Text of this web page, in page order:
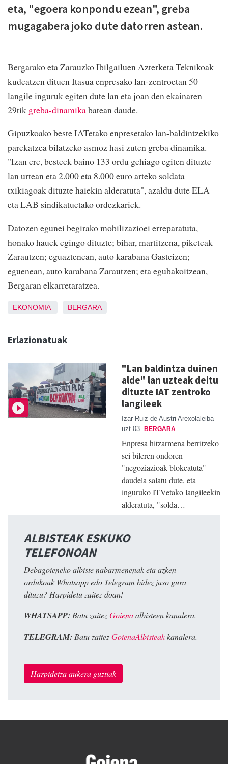
eta, "egoera konpondu ezean", greba
mugagabera joko dute datorren astean.
Bergarako eta Zarauzko Ibilgailuen Azterketa Teknikoak
kudeatzen dituen Itasua enpresako lan-zentroetan 50
langile inguruk egiten dute lan eta joan den ekainaren
29tik greba-dinamikabatean daude.
Gipuzkoako beste IATetako enpresetako lan-baldintzekiko
parekatzea bilatzeko asmoz hasi zuten greba dinamika.
"Izan ere, besteek baino 133 ordu gehiago egiten dituzte
lan urtean eta 2.000 eta 8.000 euro arteko soldata
txikiagoak dituzte haiekin alderatuta", azaldu dute ELA
eta LAB sindikatuetako ordezkariek.
Datozen egunei begirako mobilizazioei erreparatuta,
honako hauek egingo dituzte; bihar, martitzena, piketeak
Zarautzen; eguaztenean, auto karabana Gasteizen;
eguenean, auto karabana Zarautzen; eta egubakoitzean,
Bergaran elkarretaratzea.
EKONOMIA BERGARA
Erlazionatuak
"Lan baldintza duinen
alde" lan uzteak deitu
dituzte IAT zentroko
langileek
Izar Ruiz de Austri Arexolaleiba
uzt 03 BERGARA
Enpresa hitzarmena berritzeko
sei bileren ondoren
"negoziazioak blokeatuta"
daudela salatu dute, eta
inguruko ITVetako langileekin
alderatuta, "solda…
ALBISTEAK ESKUKO
TELEFONOAN
Debagoieneko albiste nabarmenenak eta azken
ordukoak Whatsapp edo Telegram bidez jaso gura
dituzu? Harpidetu zaitez doan!
WHATSAPP: Batu zaitezGoienaalbisteen kanalera.
TELEGRAM: Batu zaitezGoienaAlbisteakkanalera.
Harpidetza aukera guztiak